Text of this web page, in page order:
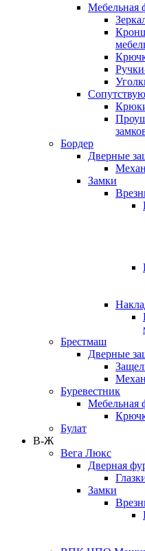
Мебельная
Бордер
Дверные
Замки
Брестмаш
Дверные
Буревестник
Мебельная
Булат
В-Ж
Вега Люкс
Дверная
Замки